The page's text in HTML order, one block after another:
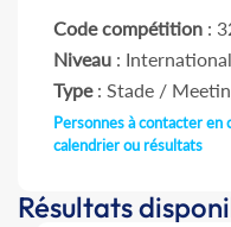
Code compétition :
Niveau : International
Type: Stade /
Personnes à contacter en
calendrier ou résultats
Résultats